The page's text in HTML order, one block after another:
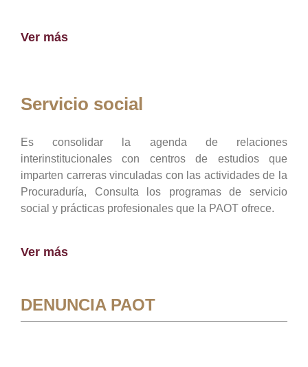
Ver más
Servicio social
Es consolidar la agenda de relaciones
interinstitucionales con centros de estudios que
imparten carreras vinculadas con las actividades de la
Procuraduría, Consulta los programas de servicio
social y prácticas profesionales que la PAOT ofrece.
Ver más
DENUNCIA PAOT